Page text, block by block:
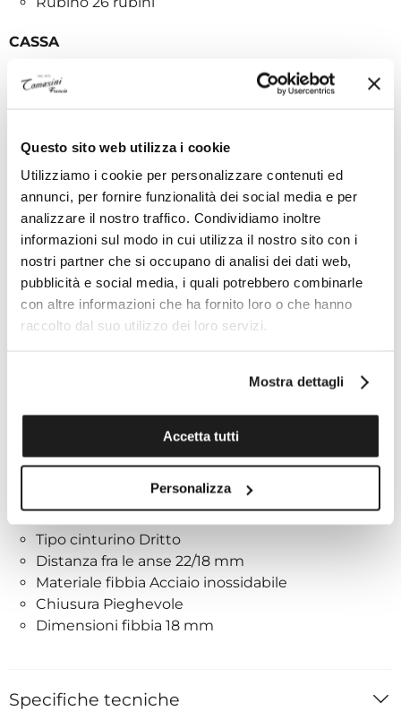
Questo sito web utilizza i cookie
Utilizziamo i cookie per personalizzare contenuti ed
annunci, per fornire funzionalità dei social media e per
analizzare il nostro traffico. Condividiamo inoltre
informazioni sul modo in cui utilizza il nostro sito con i
nostri partner che si occupano di analisi dei dati web,
pubblicità e social media, i quali potrebbero combinarle
con altre informazioni che ha fornito loro o che hanno
raccolto dal suo utilizzo dei loro servizi.
Mostra dettagli
Accetta tutti
Personalizza
CASSA
Materiale cassa Acciaio inossidabile
Lunetta Unidirezionale con arresto
Corona A vite, due guarnizioni
Vetro Zaffiro bombato, antiriflesso su entrambi i
lati
DIMENSIONI
Peso prodotto (circa) 141,0 g
Peso testa dell’orologio (circa) 90,5 g.
Diametro 44,0 mm
Altezza (dalla punta superiore dell’ansa a quella
Larghezza aletta (ansa intermedia) 22,0 mm
CINTURINO
Materiale cinturino Caucciù
Tipo cinturino Dritto
Distanza fra le anse 22/18 mm
Materiale fibbia Acciaio inossidabile
Chiusura Pieghevole
Dimensioni fibbia 18 mm
Specifiche tecniche